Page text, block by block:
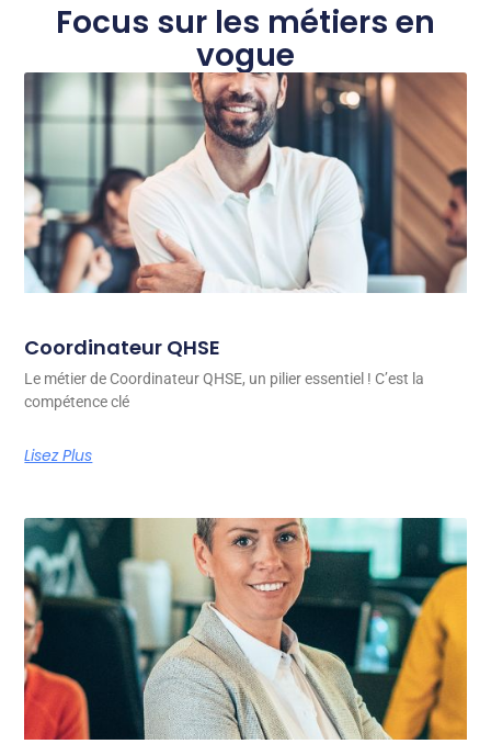
Focus sur les métiers en
vogue
Coordinateur QHSE
Le métier de Coordinateur QHSE, un pilier essentiel ! C’est la
compétence clé
Lisez Plus